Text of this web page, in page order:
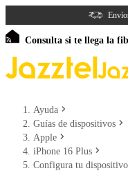
Consulta si te llega la
Ayuda
Guías de dispositivos
Apple
iPhone 16 Plus
Configura tu dispositivo